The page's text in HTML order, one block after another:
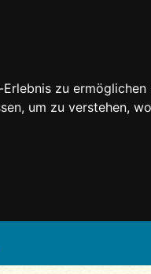
zu
um zu verstehen,